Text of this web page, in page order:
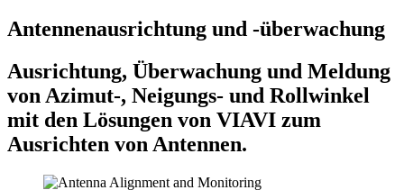
Antennenausrichtung und -überwachung
Ausrichtung, Überwachung und Meldung
von Azimut-, Neigungs- und Rollwinkel
mit den Lösungen von VIAVI zum
Ausrichten von Antennen.